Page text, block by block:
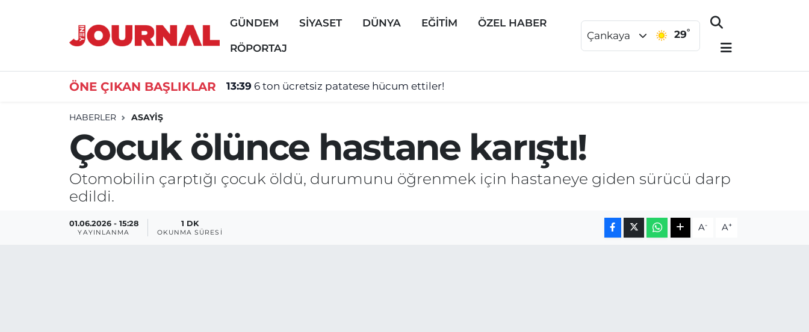
GÜNDEM SİYASET DÜNYA EĞİTİM ÖZEL HABER
RÖPORTAJ
Çankaya 29°
ÖNE ÇIKAN BAŞLIKLAR 13:39 6 ton ücretsiz patatese hücum ettiler!
HABERLER ASAYİŞ
Çocuk ölünce hastane karıştı!
Otomobilin çarptığı çocuk öldü, durumunu öğrenmek için hastaneye giden sürücü darp
edildi.
01.06.2026 - 15:28
YAYINLANMA
1 DK
OKUNMA SÜRESI A- A+
GÜNDEM
DÜNYA
ÖZEL HABER
Nöbetçi Eczaneler
Süper Lig Puan Durumu ve Fikstür
Tüm Manşetler
Son Dakika Haberleri
Haber Arşivi